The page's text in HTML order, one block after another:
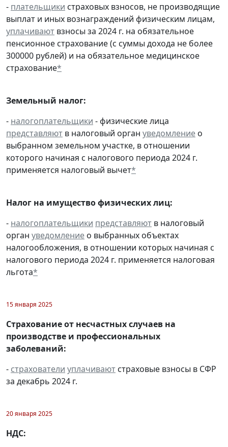
- плательщики страховых взносов, не производящие
выплат и иных вознаграждений физическим лицам,
уплачивают взносы за 2024 г. на обязательное
пенсионное страхование (с суммы дохода не более
300000 рублей) и на обязательное медицинское
страхование*
Земельный налог:
- налогоплательщики - физические лица
представляют в налоговый орган уведомление о
выбранном земельном участке, в отношении
которого начиная с налогового периода 2024 г.
применяется налоговый вычет*
Налог на имущество физических лиц:
- налогоплательщики представляют в налоговый
орган уведомление о выбранных объектах
налогообложения, в отношении которых начиная с
налогового периода 2024 г. применяется налоговая
льгота*
15 января 2025
Страхование от несчастных случаев на
производстве и профессиональных
заболеваний:
- страхователи уплачивают страховые взносы в СФР
за декабрь 2024 г.
20 января 2025
НДС: